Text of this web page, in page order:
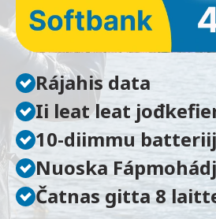
Rájahis data
Ii leat leat
10-diimmu
Nuoska
Čatnas gitta 8